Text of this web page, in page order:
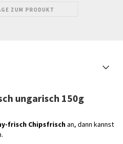
ZUM PRODUKT
ungarisch 150g
frisch Chipsfrischan, dann kannst